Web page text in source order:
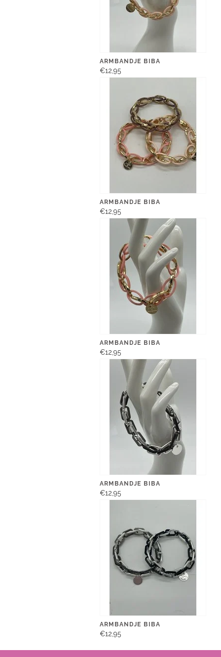
ARMBANDJE BIBA
€12,95
ARMBANDJE BIBA
€12,95
ARMBANDJE BIBA
€12,95
ARMBANDJE BIBA
€12,95
ARMBANDJE BIBA
€12,95